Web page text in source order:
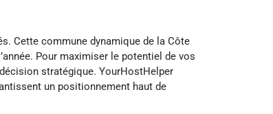
Cette commune dynamique de la Côte
Pour maximiser le potentiel de vos
décision stratégique. YourHostHelper
un positionnement haut de